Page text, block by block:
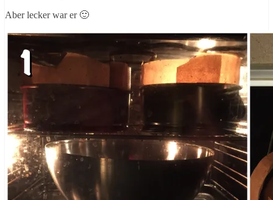
Aber lecker war er 🙂